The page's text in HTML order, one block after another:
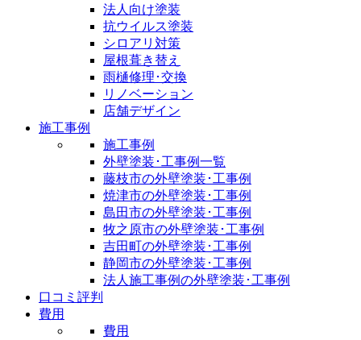
法人向け塗装
抗ウイルス塗装
シロアリ対策
屋根葺き替え
雨樋修理･交換
リノベーション
店舗デザイン
施工事例
施工事例
外壁塗装･工事例一覧
藤枝市の外壁塗装･工事例
焼津市の外壁塗装･工事例
島田市の外壁塗装･工事例
牧之原市の外壁塗装･工事例
吉田町の外壁塗装･工事例
静岡市の外壁塗装･工事例
法人施工事例の外壁塗装･工事例
口コミ評判
費用
費用